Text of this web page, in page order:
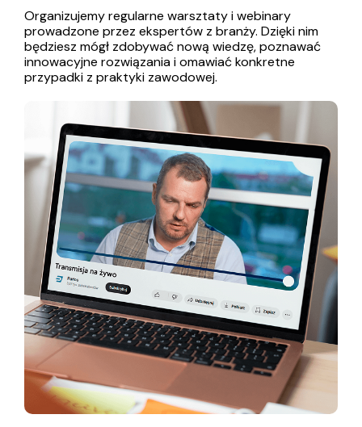
Organizujemy regularne warsztaty i webinary
prowadzone przez ekspertów z branży. Dzięki nim
będziesz mógł zdobywać nową wiedzę, poznawać
innowacyjne rozwiązania i omawiać konkretne
przypadki z praktyki zawodowej.